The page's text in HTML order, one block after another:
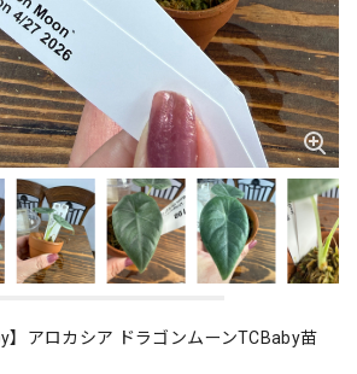
アロカシア ドラゴンムーンTCBaby苗